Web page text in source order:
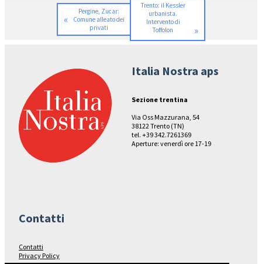
«
Pergine, Zucar:
Comune alleato dei
privati
Trento: il Kessler
urbanista.
Intervento di
Toffolon
»
Italia Nostra aps
Sezione trentina
Via Oss Mazzurana, 54
38122 Trento (TN)
tel. +39 342.7261369
Aperture: venerdì ore 17-19
Contatti
Contatti
Privacy Policy